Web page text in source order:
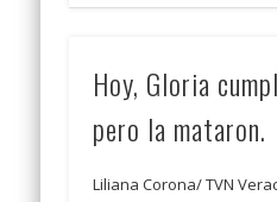
Hoy, Gloria
pero la mataron.
Liliana Corona/ TVN